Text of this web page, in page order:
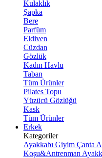
Kulaklık
Şapka
Bere
Parfüm
Eldiven
Cüzdan
Gözlük
Kadın Havlu
Taban
Tüm Ürünler
Pilates Topu
Yüzücü Gözlüğü
Kask
Tüm Ürünler
Erkek
Kategoriler
Ayakkabı Giyim Çanta
Koşu&Antrenman